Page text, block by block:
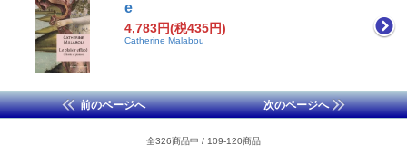
e
4,783円(税435円)
Catherine Malabou
前のページへ 次のページへ
全326商品中 / 109-120商品